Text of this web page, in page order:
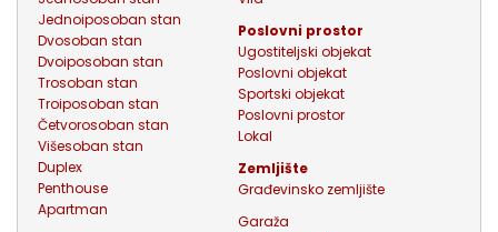
jednoiposoban stan
dvosoban stan
dvoiposoban stan
trosoban stan
troiposoban stan
četvorosoban stan
višesoban stan
duplex
penthouse
apartman
poslovni prostor
ugostiteljski objekat
poslovni objekat
sportski objekat
poslovni prostor
lokal
zemljište
građevinsko zemljište
garaža